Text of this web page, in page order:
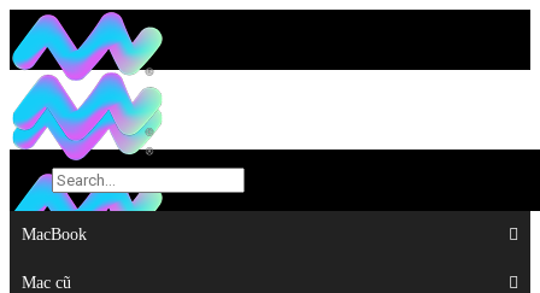
MacBook
MacBook
Mac cũ